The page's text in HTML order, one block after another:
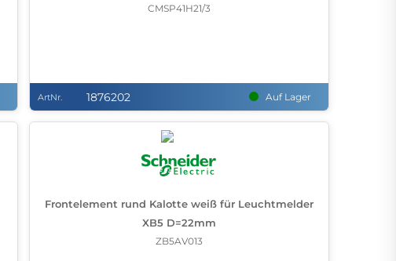
CMSP41H21/3
ArtNr. 1876202 Auf Lager
Frontelement rund Kalotte weiß für Leuchtmelder
XB5 D=22mm
ZB5AV013